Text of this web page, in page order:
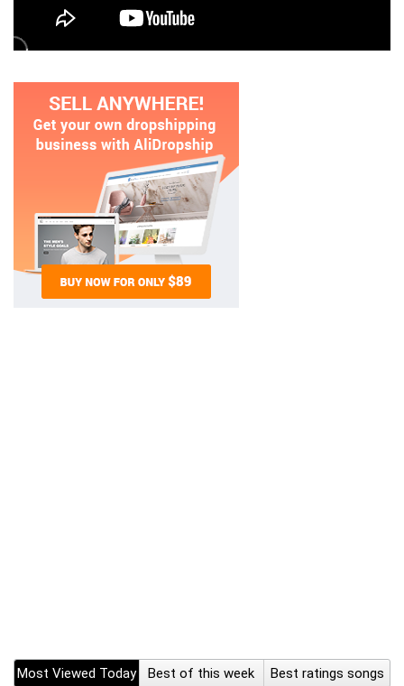
Most Viewed Today Best of this week
Best ratings songs